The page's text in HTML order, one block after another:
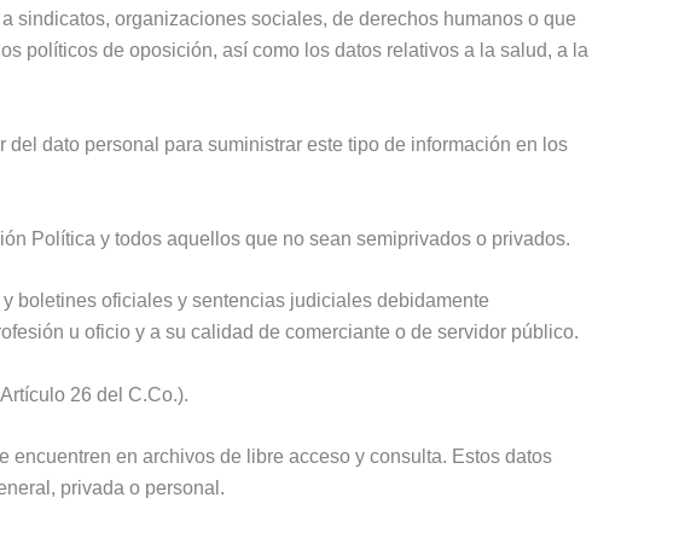
sindicatos, organizaciones sociales, de derechos humanos o que
políticos de oposición, así como los datos relativos a la salud, a la
dato personal para suministrar este tipo de información en los
Política y todos aquellos que no sean semiprivados o privados.
boletines oficiales y sentencias judiciales debidamente
u oficio y a su calidad de comerciante o de servidor público.
26 del C.Co.).
en archivos de libre acceso y consulta. Estos datos
privada o personal.